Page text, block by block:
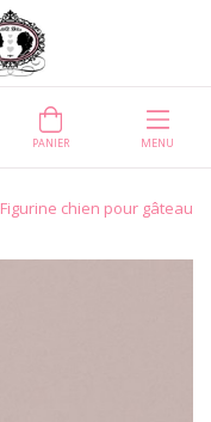
PANIER MENU
Figurine chien pour gâteau